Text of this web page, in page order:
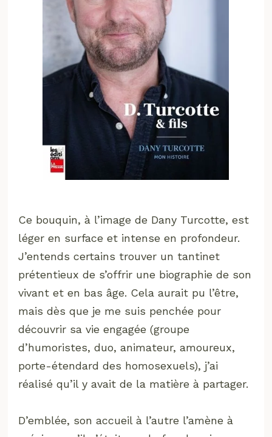
Ce bouquin, à l’image de Dany Turcotte, est
léger en surface et intense en profondeur.
J’entends certains trouver un tantinet
prétentieux de s’offrir une biographie de son
vivant et en bas âge. Cela aurait pu l’être,
mais dès que je me suis penchée pour
découvrir sa vie engagée (groupe
d’humoristes, duo, animateur, amoureux,
porte-étendard des homosexuels), j’ai
réalisé qu’il y avait de la matière à partager.
D’emblée, son accueil à l’autre l’amène à